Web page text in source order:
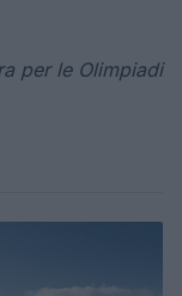
per le Olimpiadi